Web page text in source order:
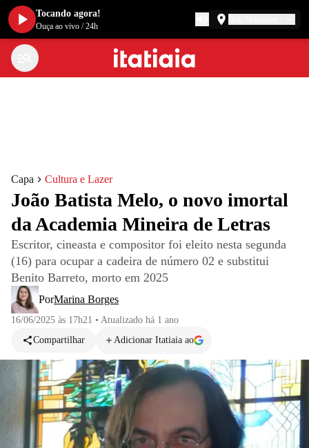
Capa Cultura e Lazer
João Batista Melo, o novo imortal
da Academia Mineira de Letras
Escritor, cineasta e compositor foi eleito nesta segunda
(16) para ocupar a cadeira de número 02 e substitui
Benito Barreto, morto em 2025
PorMarina Borges
16/06/2025 às 17h21 • Atualizado há 1 ano
Compartilhar
Adicionar Itatiaia ao
Tocando agora!
Ouça ao vivo /24h